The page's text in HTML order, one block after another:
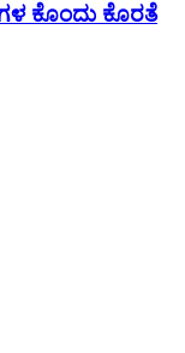
ಕೊಂದು ಕೊರತೆ